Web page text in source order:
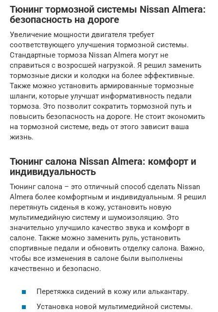
Тюнинг тормозной системы Nissan Almera:
безопасность на дороге
Увеличение мощности двигателя требует
соответствующего улучшения тормозной системы.
Стандартные тормоза Nissan Almera могут не
справиться с возросшей нагрузкой. Я решил заменить
тормозные диски и колодки на более эффективные.
Также можно установить армированные тормозные
шланги, которые улучшат информативность педали
тормоза. Это позволит сократить тормозной путь и
повысить безопасность на дороге. Не стоит экономить
на тормозной системе, ведь от этого зависит ваша
жизнь.
Тюнинг салона Nissan Almera: комфорт и
индивидуальность
Тюнинг салона – это отличный способ сделать Nissan
Almera более комфортным и индивидуальным. Я решил
перетянуть сиденья в кожу, установить новую
мультимедийную систему и шумоизоляцию. Это
значительно улучшило качество звука и комфорт в
салоне. Также можно заменить руль, установить
спортивные педали и обновить отделку салона. Важно,
чтобы все изменения в салоне были выполнены
качественно и безопасно.
Перетяжка сидений в кожу или алькантару.
Установка новой мультимедийной системы.